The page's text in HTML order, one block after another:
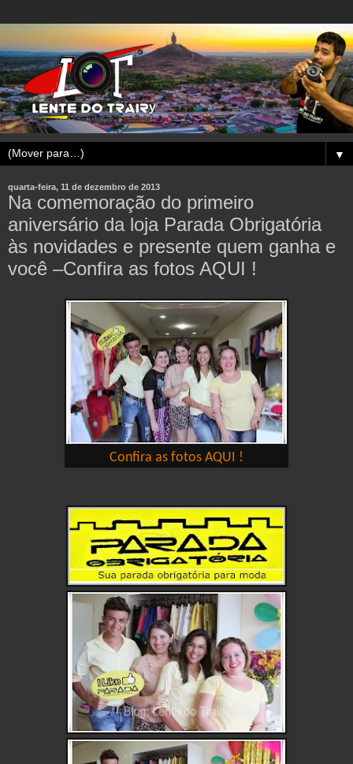
▼
quarta-feira, 11 de dezembro de 2013
Na comemoração do primeiro
aniversário da loja Parada Obrigatória
às novidades e presente quem ganha e
você –Confira as fotos AQUI !
Confira as fotos AQUI !